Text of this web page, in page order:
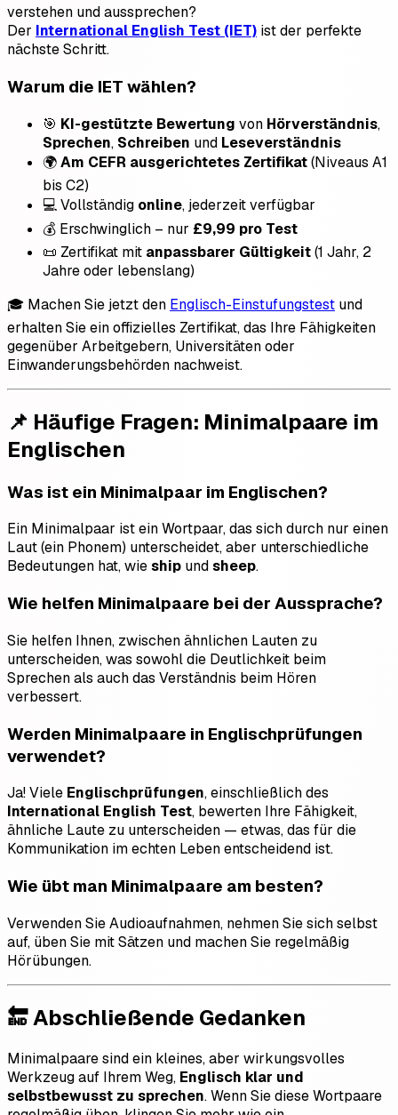
verstehen und aussprechen?
Der International English Test (IET) ist der perfekte
nächste Schritt.
Warum die IET wählen?
🎯 KI-gestützte Bewertung von Hörverständnis,
Sprechen, Schreiben und Leseverständnis
🌍Am CEFR ausgerichtetes Zertifikat(Niveaus A1
bis C2)
💻 Vollständig online, jederzeit verfügbar
💰 Erschwinglich – nur £9,99 pro Test
📜 Zertifikat mit anpassbarer Gültigkeit(1 Jahr, 2
Jahre oder lebenslang)
🎓 Machen Sie jetzt den Englisch-Einstufungstest und
erhalten Sie ein offizielles Zertifikat, das Ihre Fähigkeiten
gegenüber Arbeitgebern, Universitäten oder
Einwanderungsbehörden nachweist.
📌 Häufige Fragen: Minimalpaare im
Englischen
Was ist ein Minimalpaar im Englischen?
Ein Minimalpaar ist ein Wortpaar, das sich durch nur einen
Laut (ein Phonem) unterscheidet, aber unterschiedliche
Bedeutungen hat, wieship undsheep.
Wie helfen Minimalpaare bei der Aussprache?
Sie helfen Ihnen, zwischen ähnlichen Lauten zu
unterscheiden, was sowohl die Deutlichkeit beim
Sprechen als auch das Verständnis beim Hören
verbessert.
Werden Minimalpaare in Englischprüfungen
verwendet?
Ja! Viele Englischprüfungen, einschließlich des
International English Test, bewerten Ihre Fähigkeit,
ähnliche Laute zu unterscheiden — etwas, das für die
Kommunikation im echten Leben entscheidend ist.
Wie übt man Minimalpaare am besten?
Verwenden Sie Audioaufnahmen, nehmen Sie sich selbst
auf, üben Sie mit Sätzen und machen Sie regelmäßig
Hörübungen.
🔚 Abschließende Gedanken
Minimalpaare sind ein kleines, aber wirkungsvolles
Werkzeug auf Ihrem Weg, Englisch klar und
selbstbewusst zu sprechen. Wenn Sie diese Wortpaare